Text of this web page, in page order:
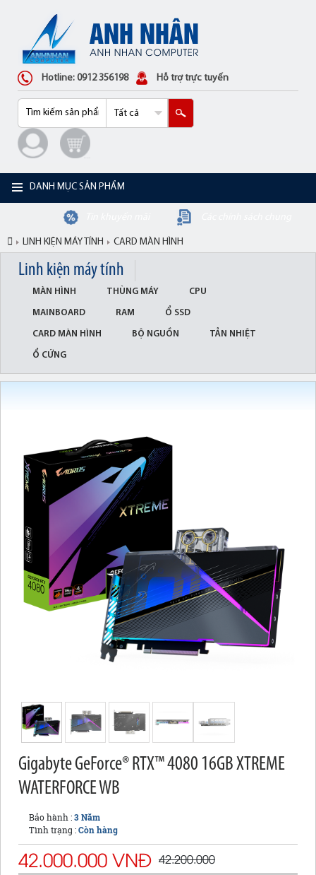
Hotline: 0912 356198 Hỗ trợ trực tuyến
DANH MỤC SẢN PHẨM
LINH KIỆN MÁY TÍNH CARD MÀN HÌNH
Linh kiện máy tính
MÀN HÌNH THÙNG MÁY CPU
MAINBOARD RAM Ổ SSD
CARD MÀN HÌNH BỘ NGUỒN TẢN NHIỆT
Ổ CỨNG
Gigabyte GeForce® RTX™ 4080 16GB XTREME
WATERFORCE WB
Bảo hành :3 Năm
Tình trạng :Còn hàng
42.000.000 VNĐ 42.200.000